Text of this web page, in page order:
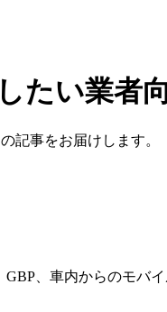
たい業者
記事をお届けします。
、車内からのモバ